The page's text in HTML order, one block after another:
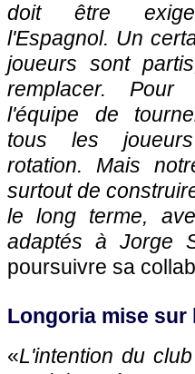
doit être
l'Espagnol. Un
joueurs sont
remplacer. Pour
l'équipe de
tous les
rotation. Mais
surtout de
le long terme,
adaptés à Jorge
poursuivre sa
Longoria mise sur
«L'intention du